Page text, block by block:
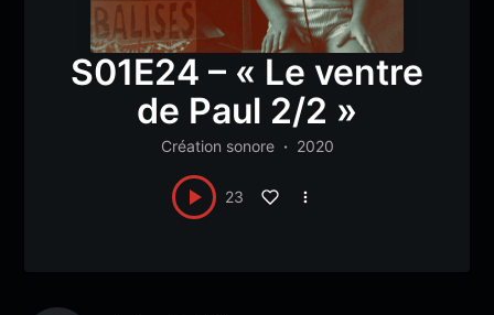
S01E24 – « Le ventre
de Paul 2/2 »
Création sonore 2020
23